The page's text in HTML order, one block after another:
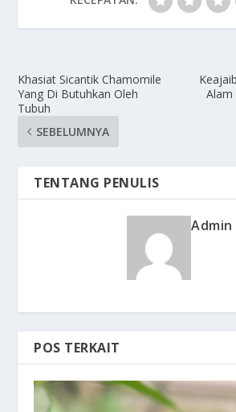
Khasiat Sicantik Chamomile
Yang Di Butuhkan Oleh
Tubuh
SEBELUMNYA
Alam
TENTANG PENULIS
Admin
POS TERKAIT